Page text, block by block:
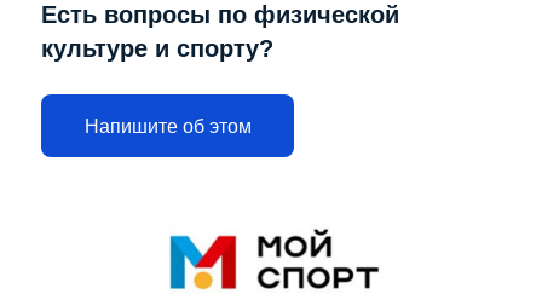
Есть вопросы по физической
культуре и спорту?
Напишите об этом